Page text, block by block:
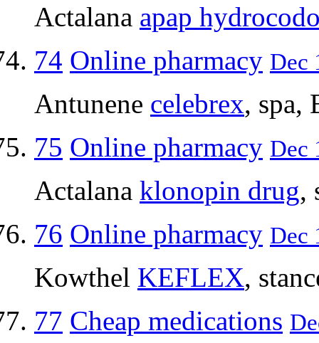
Actalana apap
74 Online pharmacy Dec
Antunene celebrex, spa,
75 Online pharmacy Dec
Actalana klonopin drug,
76 Online pharmacy Dec
Kowthel KEFLEX,
77 Cheap medications